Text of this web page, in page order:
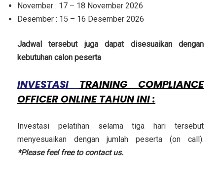
November : 17 – 18 November 2026
Desember : 15 – 16 Desember 2026
Jadwal tersebut juga dapat disesuaikan dengan
kebutuhan calon peserta
INVESTASI TRAINING COMPLIANCE
OFFICER ONLINETAHUN INI :
Investasi pelatihan selama tiga hari tersebut
menyesuaikan dengan jumlah peserta (on call).
*Please feel free to contact us.